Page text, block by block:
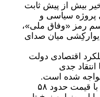
بیش از پیش ثابت
پروژه سیاسی و
رمز «وفاق ملی»،
میان صدای
اقتصادی دولت
جدی
شده است.
دولت آقای پزشکیان دلار را با قیمت حدود ۵۸